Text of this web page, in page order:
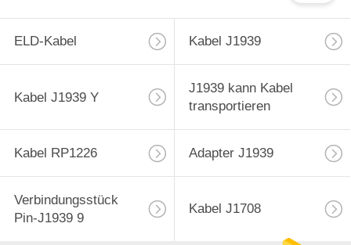
ELD-Kabel Kabel J1939
Kabel J1939 Y
J1939 kann Kabel
transportieren
Kabel RP1226 Adapter J1939
Verbindungsstück
Pin-J1939 9
Kabel J1708